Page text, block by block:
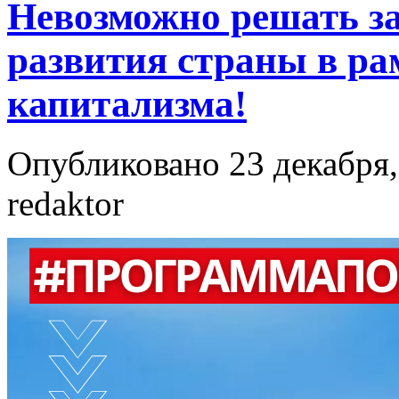
Невозможно решать
развития страны в
капитализма!
Опубликовано 23
redaktor